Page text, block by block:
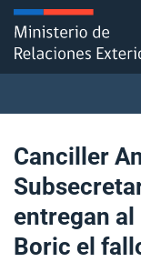
Click acá para ir
Ministerio
Política Exterior
Canciller
entregan
Boric el